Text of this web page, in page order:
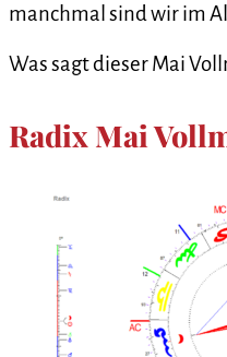
manchmal sind wir im
Was sagt dieser Mai
Radix Mai